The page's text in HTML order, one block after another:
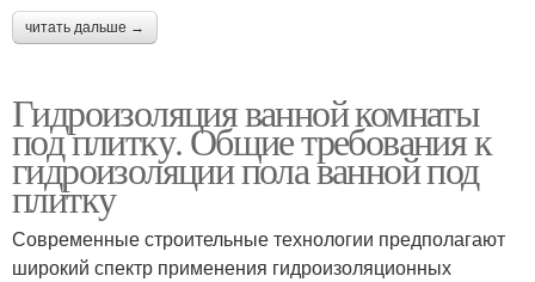
читать дальше →
Гидроизоляция ванной комнаты
под плитку. Общие требования к
гидроизоляции пола ванной под
плитку
Современные строительные технологии предполагают
широкий спектр применения гидроизоляционных